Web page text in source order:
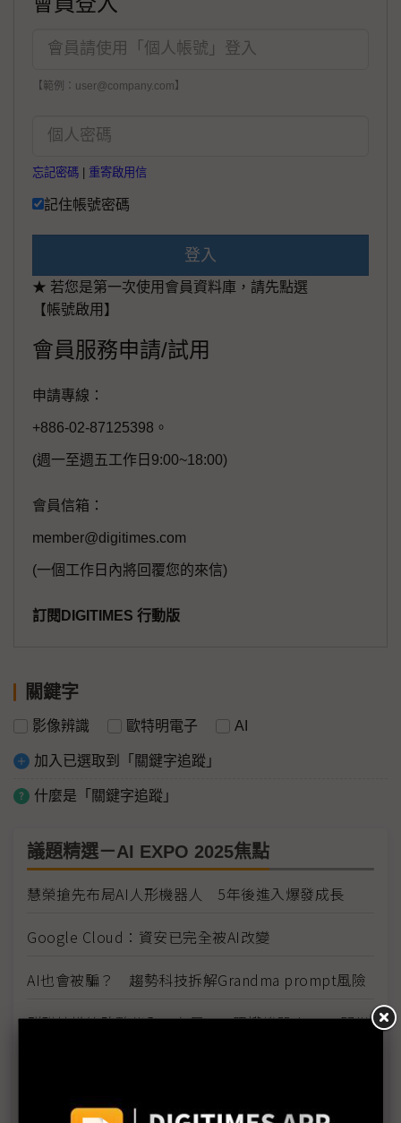
【範例：user@company.com】
忘記密碼 重寄啟用信
記住帳號密碼
登入
★ 若您是第一次使用會員資料庫，請先點選
【帳號啟用】
會員服務申請/試用
申請專線：
+886-02-87125398。
(週一至週五工作日9:00~18:00)
會員信箱：
member@digitimes.com
(一個工作日內將回覆您的來信)
訂閱DIGITIMES 行動版
關鍵字
影像辨識 歐特明電子 AI
加入已選取到「關鍵字追蹤」
什麼是「關鍵字追蹤」
議題精選－AI EXPO 2025焦點
慧榮搶先布局AI人形機器人 5年後進入爆發成長
Google Cloud：資安已完全被AI改變
AI也會被騙？ 趨勢科技拆解Grandma prompt風險
群聯拉攏策略夥伴全面布局 AI照護機器人2026問世
當邊緣AI遇上殺手級應用 AIoT產業創新如虎添翼